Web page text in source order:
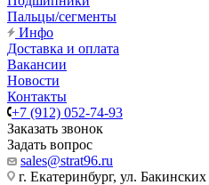
Пальцы/сегменты
Инфо
Доставка и оплата
Вакансии
Новости
Контакты
+7 (912) 052-74-93
Заказать звонок
Задать вопрос
sales@strat96.ru
г. Екатеринбург, ул.